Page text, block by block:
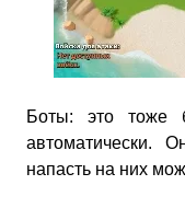
Боты: это тоже
автоматически.
напасть на них